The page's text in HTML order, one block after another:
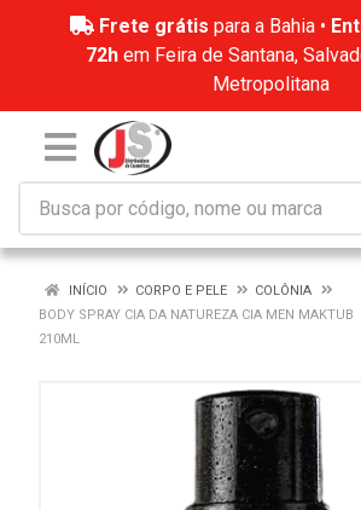
Frete grátis para a Bahia •
72hem Feira de Santana,
Metropolitana
INÍCIO CORPO E PELE
COLÔNIA
BODY SPRAY CIA DA NATUREZA CIA MEN MAKTUB
210ML